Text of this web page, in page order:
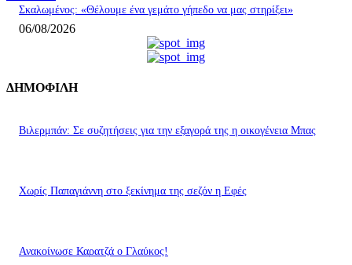
Σκαλωμένος: «Θέλουμε ένα γεμάτο γήπεδο να μας στηρίξει»
06/08/2026
ΔΗΜΟΦΙΛΗ
Βιλερμπάν: Σε συζητήσεις για την εξαγορά της η οικογένεια Μπας
Χωρίς Παπαγιάννη στο ξεκίνημα της σεζόν η Εφές
Ανακοίνωσε Καρατζά ο Γλαύκος!